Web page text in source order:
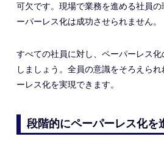
可欠です。現場で業務を進める社員
ーパーレス化は成功させられません。
すべての社員に対し、ペーパーレス
しましょう。全員の意識をそろえら
ーレス化を実現できます。
段階的にペーパーレス化を